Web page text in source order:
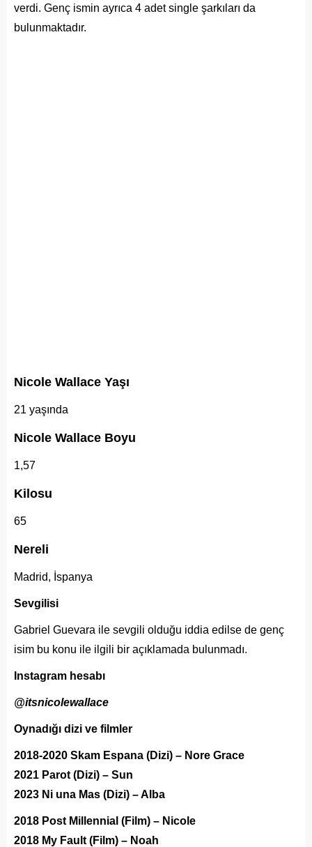
verdi. Genç ismin ayrıca 4 adet single şarkıları da
bulunmaktadır.
Nicole Wallace Yaşı
21 yaşında
Nicole Wallace Boyu
1,57
Kilosu
65
Nereli
Madrid, İspanya
Sevgilisi
Gabriel Guevara ile sevgili olduğu iddia edilse de genç
isim bu konu ile ilgili bir açıklamada bulunmadı.
Instagram hesabı
@itsnicolewallace
Oynadığı dizi ve filmler
2018-2020 Skam Espana (Dizi) – Nore Grace
2021 Parot (Dizi) – Sun
2023 Ni una Mas (Dizi) – Alba
2018 Post Millennial (Film) – Nicole
2018 My Fault (Film) – Noah